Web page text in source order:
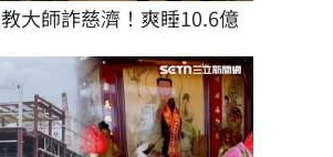
大師詐慈濟！爽睡10.6億